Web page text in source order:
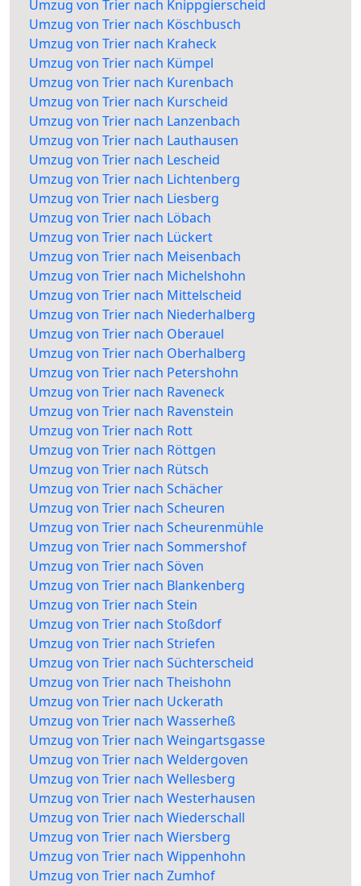
Umzug von Trier nach Knippgierscheid
Umzug von Trier nach Köschbusch
Umzug von Trier nach Kraheck
Umzug von Trier nach Kümpel
Umzug von Trier nach Kurenbach
Umzug von Trier nach Kurscheid
Umzug von Trier nach Lanzenbach
Umzug von Trier nach Lauthausen
Umzug von Trier nach Lescheid
Umzug von Trier nach Lichtenberg
Umzug von Trier nach Liesberg
Umzug von Trier nach Löbach
Umzug von Trier nach Lückert
Umzug von Trier nach Meisenbach
Umzug von Trier nach Michelshohn
Umzug von Trier nach Mittelscheid
Umzug von Trier nach Niederhalberg
Umzug von Trier nach Oberauel
Umzug von Trier nach Oberhalberg
Umzug von Trier nach Petershohn
Umzug von Trier nach Raveneck
Umzug von Trier nach Ravenstein
Umzug von Trier nach Rott
Umzug von Trier nach Röttgen
Umzug von Trier nach Rütsch
Umzug von Trier nach Schächer
Umzug von Trier nach Scheuren
Umzug von Trier nach Scheurenmühle
Umzug von Trier nach Sommershof
Umzug von Trier nach Söven
Umzug von Trier nach Blankenberg
Umzug von Trier nach Stein
Umzug von Trier nach Stoßdorf
Umzug von Trier nach Striefen
Umzug von Trier nach Süchterscheid
Umzug von Trier nach Theishohn
Umzug von Trier nach Uckerath
Umzug von Trier nach Wasserheß
Umzug von Trier nach Weingartsgasse
Umzug von Trier nach Weldergoven
Umzug von Trier nach Wellesberg
Umzug von Trier nach Westerhausen
Umzug von Trier nach Wiederschall
Umzug von Trier nach Wiersberg
Umzug von Trier nach Wippenhohn
Umzug von Trier nach Zumhof